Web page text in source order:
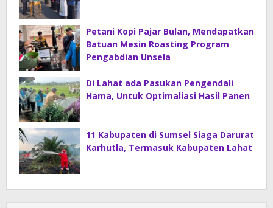
Petani Kopi Pajar Bulan, Mendapatkan
Batuan Mesin Roasting Program
Pengabdian Unsela
Di Lahat ada Pasukan Pengendali
Hama, Untuk Optimaliasi Hasil Panen
11 Kabupaten di Sumsel Siaga Darurat
Karhutla, Termasuk Kabupaten Lahat